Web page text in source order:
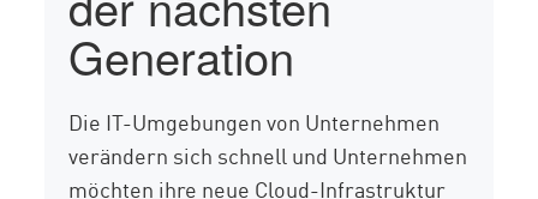
Generation
Die IT-Umgebungen von Unternehmen
verändern sich schnell und Unternehmen
möchten ihre neue Cloud-Infrastruktur